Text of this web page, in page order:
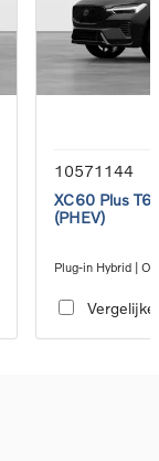
10571144
XC60 Plus T6
(PHEV)
Plug-in Hybrid |